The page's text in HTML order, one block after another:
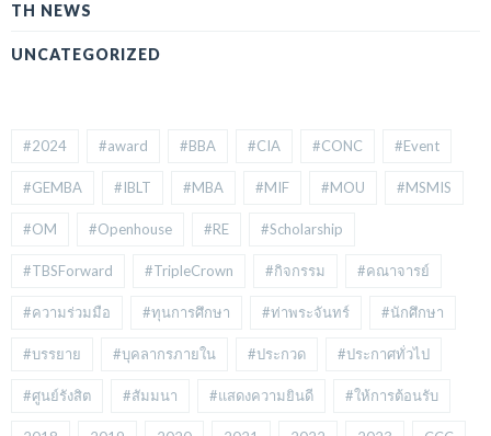
TH NEWS
UNCATEGORIZED
#2024 #award #BBA #CIA #CONC #Event
#GEMBA #IBLT #MBA #MIF #MOU #MSMIS
#OM #Openhouse #RE #Scholarship
#TBSForward #TripleCrown #กิจกรรม #คณาจารย์
#ความร่วมมือ #ทุนการศึกษา #ท่าพระจันทร์ #นักศึกษา
#บรรยาย #บุคลากรภายใน #ประกวด #ประกาศทั่วไป
#ศูนย์รังสิต #สัมมนา #แสดงความยินดี #ให้การต้อนรับ